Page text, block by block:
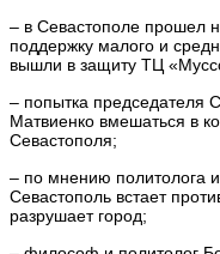
– в Севастополе прошел
поддержку малого и
вышли в защиту ТЦ
– попытка председателя
Матвиенко вмешаться в
Севастополя;
– по мнению политолога
Севастополь встает
разрушает город;